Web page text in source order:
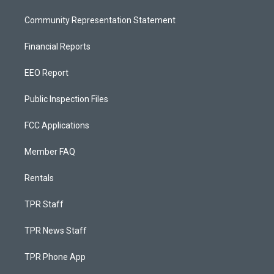
Community Representation Statement
Financial Reports
EEO Report
Public Inspection Files
FCC Applications
Member FAQ
Rentals
TPR Staff
TPR News Staff
TPR Phone App